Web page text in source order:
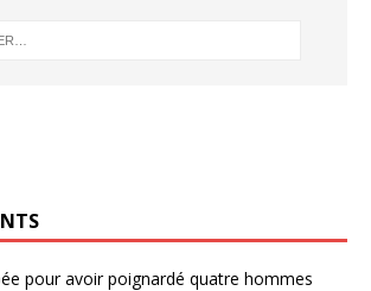
pour avoir poignardé quatre hommes